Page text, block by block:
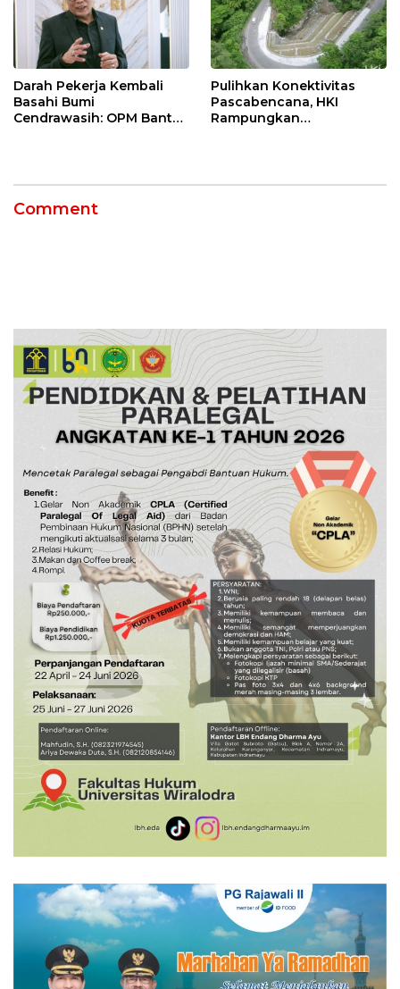
Darah Pekerja Kembali
Basahi Bumi
Cendrawasih: OPM Bantai
Pulihkan Konektivitas
Pascabencana, HKI
Rampungkan
Comment